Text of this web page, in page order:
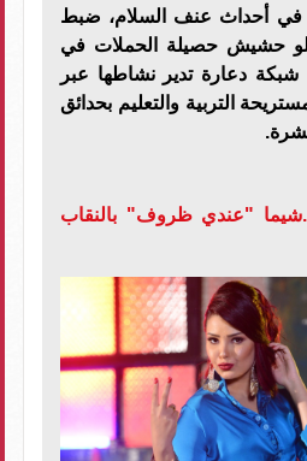
في أحداث عنف السلام، ضبط
بانجو و8 كيلو حشيش حصيلة الحملات في
دعارة تدير نشاطها عبر
التربية والتعليم بحدائق
..شيما "عندي ظروف" بالنقاب